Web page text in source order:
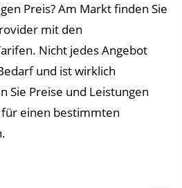
Preis? Am Markt finden Sie
mit den
Nicht jedes Angebot
und ist wirklich
Sie Preise und Leistungen
für einen bestimmten